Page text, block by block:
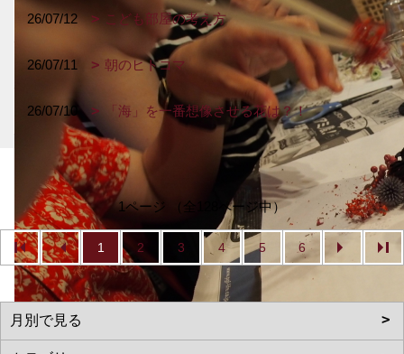
26/07/12 こども部屋の考え方
26/07/11 朝のヒトコマ
26/07/10 「海」を一番想像させる花は？！
1ページ （全128ページ中）
1 2 3 4 5 6